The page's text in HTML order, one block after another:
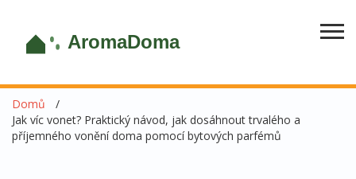
Domů
Jak víc vonet? Praktický návod, jak dosáhnout trvalého a
příjemného vonění doma pomocí bytových parfémů